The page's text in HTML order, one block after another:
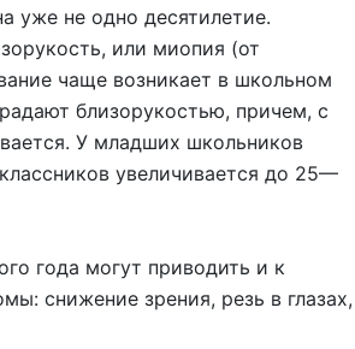
уже не одно десятилетие.
или миопия (от
чаще возникает в школьном
близорукостью, причем, с
У младших школьников
увеличивается до 25—
года могут приводить и к
снижение зрения, резь в глазах,